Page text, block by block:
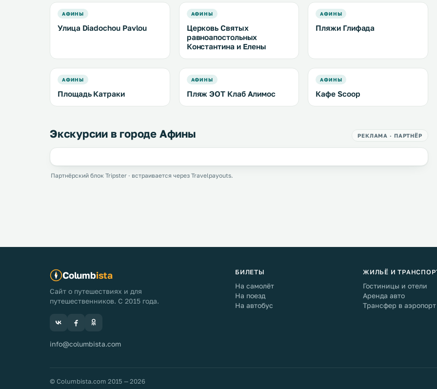
АФИНЫ
Улица Diadochou Pavlou
АФИНЫ
Церковь Святых
равноапостольных
Константина и Елены
АФИНЫ
Пляжи Глифада
АФИНЫ
Площадь Катраки
АФИНЫ
Пляж ЭОТ Клаб Алимос
АФИНЫ
Кафе Scoop
Экскурсии в городе Афины РЕКЛАМА · ПАРТНЁР
Партнёрский блок Tripster · встраивается через Travelpayouts.
Columbista
Сайт о путешествиях и для
путешественников. С 2015 года.
info@columbista.com
БИЛЕТЫ
На самолёт
На поезд
На автобус
ЖИЛЬЁ И
Гостиницы и отели
Аренда авто
Трансфер в аэропорт
© Columbista.com 2015 — 2026